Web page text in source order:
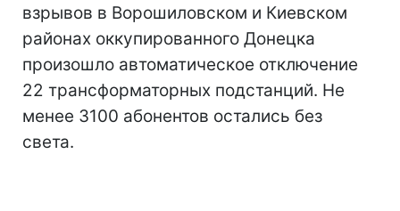
взрывов в Ворошиловском и Киевском
районах оккупированного Донецка
произошло автоматическое отключение
22 трансформаторных подстанций. Не
менее 3100 абонентов остались без
света.